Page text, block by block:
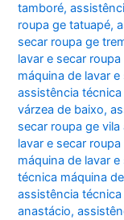
tamboré,
roupa ge tatuapé,
secar roupa ge
lavar e secar
máquina de lavar
assistência
várzea de baixo,
secar roupa ge vila
lavar e secar
máquina de lavar
técnica máquina
assistência
anastácio,